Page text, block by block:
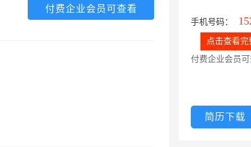
付费企业会员可查看
手机号码：
点击查看完
付费企业会员可
简历下载